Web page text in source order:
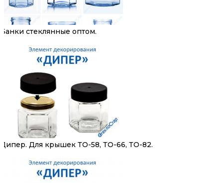
Банки стеклянные оптом.
Дипер. Для крышек ТО-58, ТО-66, ТО-82.